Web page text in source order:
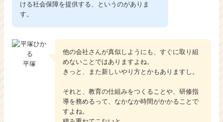
ける社会保障を提供する、というのがありま
す。
平塚
他の会社さんが真似しようにも、すぐに取り組
めないことではありますよね。
きっと、また新しいやり方とかもありますし。
それと、教育の仕組みをつくることや、研修指
導を務めるって、なかなか時間がかかることで
すよね。